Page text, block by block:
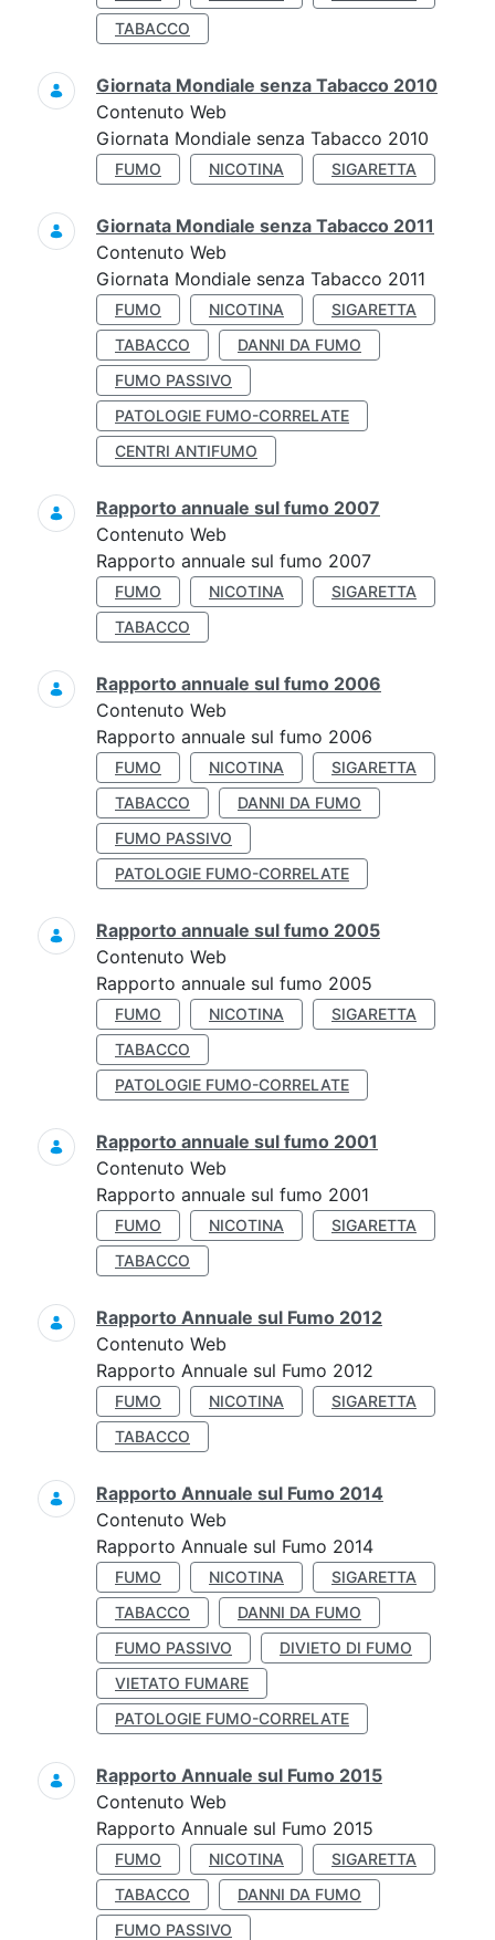
TABACCO
Giornata Mondiale senza Tabacco 2010
Contenuto Web
Giornata Mondiale senza Tabacco 2010
FUMO NICOTINA SIGARETTA
Giornata Mondiale senza Tabacco 2011
Contenuto Web
Giornata Mondiale senza Tabacco 2011
FUMO NICOTINA
SIGARETTA
TABACCO
DANNI DA FUMO
FUMO PASSIVO
PATOLOGIE FUMO-CORRELATE
CENTRI ANTIFUMO
Rapporto annuale sul fumo 2007
Contenuto Web
Rapporto annuale sul fumo 2007
FUMO NICOTINA
SIGARETTA
TABACCO
Rapporto annuale sul fumo 2006
Contenuto Web
Rapporto annuale sul fumo 2006
FUMO NICOTINA
SIGARETTA
TABACCO
DANNI DA FUMO
FUMO PASSIVO
PATOLOGIE FUMO-CORRELATE
Rapporto annuale sul fumo 2005
Contenuto Web
Rapporto annuale sul fumo 2005
FUMO NICOTINA
SIGARETTA
TABACCO
PATOLOGIE FUMO-CORRELATE
Rapporto annuale sul fumo 2001
Contenuto Web
Rapporto annuale sul fumo 2001
FUMO NICOTINA
SIGARETTA
TABACCO
Rapporto Annuale sul Fumo 2012
Contenuto Web
Rapporto Annuale sul Fumo 2012
FUMO NICOTINA
SIGARETTA
TABACCO
Rapporto Annuale sul Fumo 2014
Contenuto Web
Rapporto Annuale sul Fumo 2014
FUMO NICOTINA
SIGARETTA
TABACCO
DANNI DA FUMO
FUMO PASSIVO
DIVIETO DI FUMO
VIETATO FUMARE
PATOLOGIE FUMO-CORRELATE
Rapporto Annuale sul Fumo 2015
Contenuto Web
Rapporto Annuale sul Fumo 2015
FUMO NICOTINA
SIGARETTA
TABACCO
DANNI DA FUMO
FUMO PASSIVO